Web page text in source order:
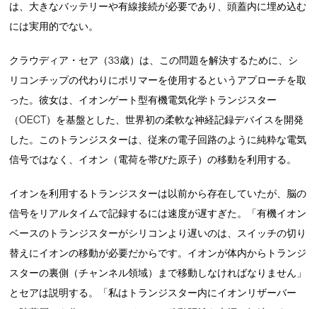
は、大きなバッテリーや有線接続が必要であり、頭蓋内に埋め込む
には実用的でない。
クラウディア・セア（33歳）は、この問題を解決するために、シ
リコンチップの代わりにポリマーを使用するというアプローチを取
った。彼女は、イオンゲート型有機電気化学トランジスター
（OECT）を基盤とした、世界初の柔軟な神経記録デバイスを開発
した。このトランジスターは、従来の電子回路のように純粋な電気
信号ではなく、イオン（電荷を帯びた原子）の移動を利用する。
イオンを利用するトランジスターは以前から存在していたが、脳の
信号をリアルタイムで記録するには速度が遅すぎた。「有機イオン
ベースのトランジスターがシリコンより遅いのは、スイッチの切り
替えにイオンの移動が必要だからです。イオンが体内からトランジ
スターの裏側（チャンネル領域）まで移動しなければなりません」
とセアは説明する。「私はトランジスター内にイオンリザーバー